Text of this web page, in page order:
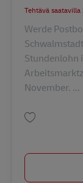
Werde
Stundenlohn
November. ...